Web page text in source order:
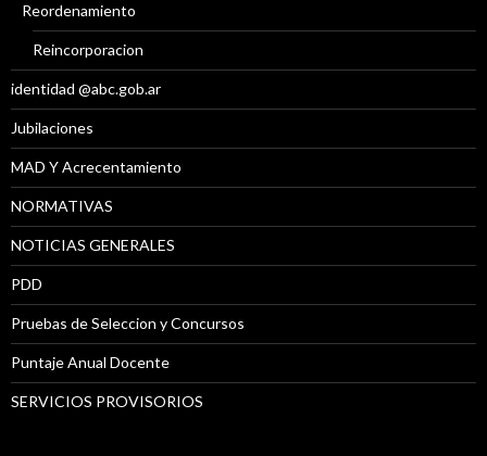
Reordenamiento
Reincorporacion
identidad @abc.gob.ar
Jubilaciones
MAD Y Acrecentamiento
NORMATIVAS
NOTICIAS GENERALES
PDD
Pruebas de Seleccion y Concursos
Puntaje Anual Docente
SERVICIOS PROVISORIOS